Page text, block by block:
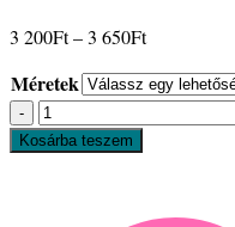
3 200Ft–3 650FtÁrtartomány:
200Ft
Méretek
Ónix
Kagyló
ásványkarkötő
Kosárba teszem